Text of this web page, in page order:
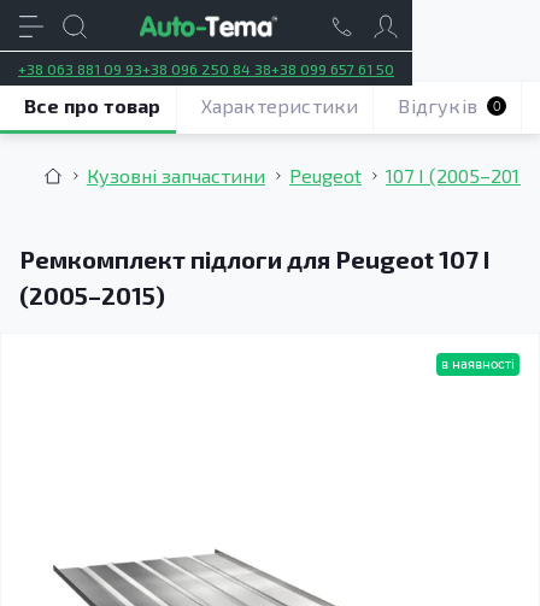
+38 063 881 09 93+38 096 250 84 38+38 099 657 61 50
Кузовні запчастини Peugeot 107 І (2005–2015)
Ремкомплект підлоги для Peugeot 107 I
(2005–2015)
Все про товар Характеристики Відгуків 0
в наявності